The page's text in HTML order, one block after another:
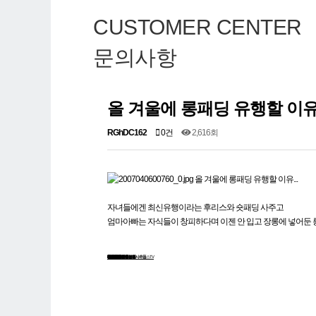
CUSTOMER CENTER
문의사항
올 겨울에 롱패딩 유행할 이
RGhDC162 0건 2,616회
자녀들에겐 최신유행이라는 후리스와 숏패딩 사주고
엄마아빠는 자식들이 창피하다며 이젠 안 입고 장롱에 넣어둔
채팅어플
상류층결혼정보회사퍼플스TV
배우자조건
여자친구구함
쥐띠모임
서산소개팅
등산모임
밤티비
온라인인터넷채팅
CHATTING
반려자
채팅홈페이지
미팅파티
남자친구만들기
섹시방송
남자친구만드는법
여자만나기좋은곳
상류층결혼정보회사추천
여자친구만나는법
무료결혼정보업체
딸기채팅
30대재혼
채팅무료
사실혼
무료만남어플
VIP모임
여행정보강원도
여자만나는곳
중년
소개팅파티
50대만남
혼자만의여행
지역채팅
미팅싸이트
노블결혼정보회사
챗팅
결혼중개업
연애하는법
중년만남
중매결혼
1인용품
돌싱만남
천안동호회
즉시만남
청소년채팅
중년채팅
여친만들기